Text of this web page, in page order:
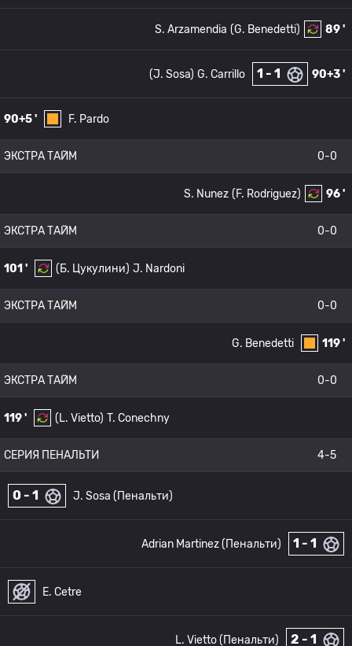
89 '
(G. Benedetti)
S. Arzamendia
90+3 '
1 - 1
G. Carrillo
(J. Sosa)
90+5 ' F. Pardo
ЭКСТРА ТАЙМ 0-0
96 '
(F. Rodriguez)
S. Nunez
ЭКСТРА ТАЙМ 0-0
101 ' (Б. Цукулини) J. Nardoni
ЭКСТРА ТАЙМ 0-0
119 '
G. Benedetti
ЭКСТРА ТАЙМ 0-0
119 ' (L. Vietto) T. Conechny
СЕРИЯ ПЕНАЛЬТИ 4-5
0 - 1 J. Sosa (Пенальти)
1 - 1
Adrian Martinez (Пенальти)
E. Cetre
2 - 1
L. Vietto (Пенальти)